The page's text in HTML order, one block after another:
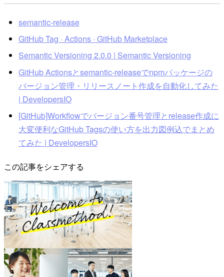
semantic-release
GitHub Tag · Actions · GitHub Marketplace
Semantic Versioning 2.0.0 | Semantic Versioning
GitHub Actionsとsemantic-releaseでnpmパッケージの
バージョン管理・リリースノート作成を自動化してみた
| DevelopersIO
[GitHub]Workflowでバージョン番号管理とrelease作成に
大変便利なGitHub Tagsの使い方を出力図例込でまとめ
てみた | DevelopersIO
この記事をシェアする